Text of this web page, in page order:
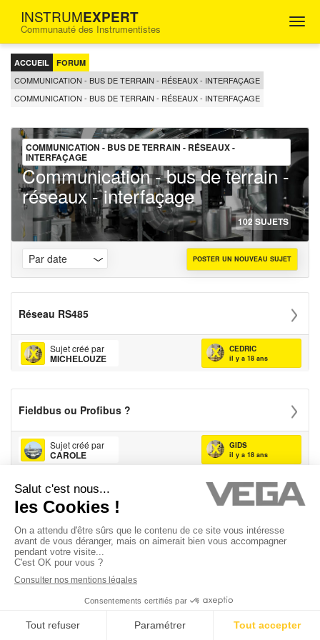
INSTRUMEXPERT
Communauté des Instrumentistes
FORUM
D'ENTRAIDE
POUR
LES
INGÉNIEURS
ACCUEIL FORUM
COMMUNICATION - BUS DE TERRAIN - RÉSEAUX - INTERFAÇAGE
COMMUNICATION - BUS DE TERRAIN - RÉSEAUX - INTERFAÇAGE
COMMUNICATION - BUS DE TERRAIN - RÉSEAUX -
INTERFAÇAGE
Communication - bus de terrain -
réseaux - interfaçage
102 SUJETS
POSTER UN NOUVEAU SUJET
Réseau RS485
Sujet créé par
MICHELOUZE
CEDRIC
il y a 18 ans
Fieldbus ou Profibus ?
Sujet créé par
CAROLE
GIDS
il y a 18 ans
« 1 … 7 11 »